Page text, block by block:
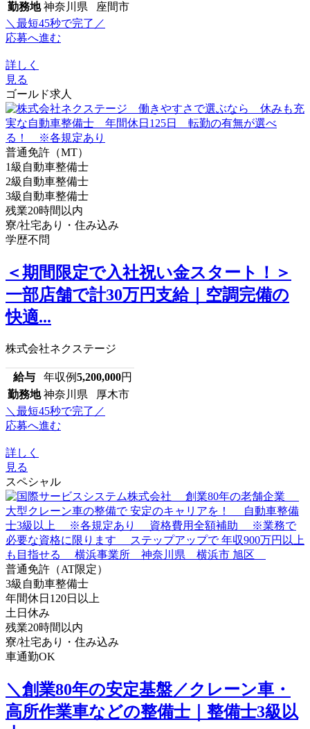
勤務地 神奈川県 座間市
＼最短45秒で完了／
応募へ進む
詳しく
見る
ゴールド求人
普通免許（MT）
1級自動車整備士
2級自動車整備士
3級自動車整備士
残業20時間以内
寮/社宅あり・住み込み
学歴不問
＜期間限定で入社祝い金スタート！＞
一部店舗で計30万円支給｜空調完備の
快適...
株式会社ネクステージ
給与 年収例5,200,000円
勤務地 神奈川県 厚木市
＼最短45秒で完了／
応募へ進む
詳しく
見る
スペシャル
普通免許（AT限定）
3級自動車整備士
年間休日120日以上
土日休み
残業20時間以内
寮/社宅あり・住み込み
車通勤OK
＼創業80年の安定基盤／クレーン車・
高所作業車などの整備士｜整備士3級以